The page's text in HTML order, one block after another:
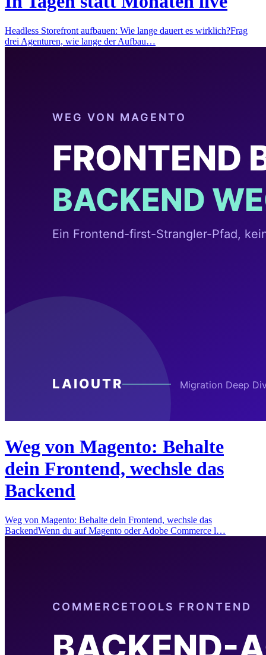
Headless Storefront aufbauen: Wie lange dauert es wirklich?Frag
drei Agenturen, wie lange der Aufbau…
Weg von Magento: Behalte
dein Frontend, wechsle das
Backend
Weg von Magento: Behalte dein Frontend, wechsle das
BackendWenn du auf Magento oder Adobe Commerce l…